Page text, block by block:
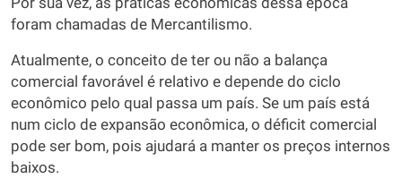
Por sua vez, as práticas econômicas dessa época
foram chamadas de Mercantilismo.
Atualmente, o conceito de ter ou não a balança
comercial favorável é relativo e depende do ciclo
econômico pelo qual passa um país. Se um país está
num ciclo de expansão econômica, o déficit comercial
pode ser bom, pois ajudará a manter os preços internos
baixos.